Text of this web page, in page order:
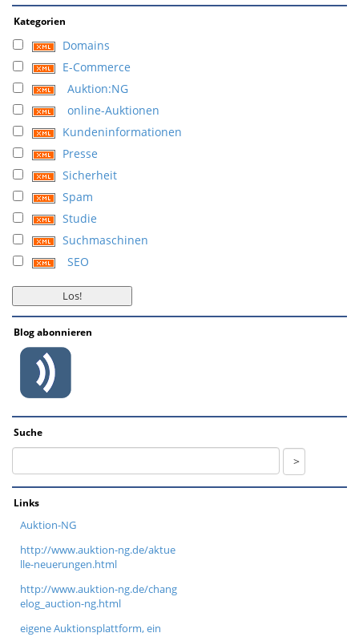
Kategorien
Domains
E-Commerce
Auktion:NG
online-Auktionen
Kundeninformationen
Presse
Sicherheit
Spam
Studie
Suchmaschinen
SEO
Blog abonnieren
Suche
Links
Auktion-NG
http://www.auktion-ng.de/aktue
lle-neuerungen.html
http://www.auktion-ng.de/chang
elog_auction-ng.html
eigene Auktionsplattform, ein